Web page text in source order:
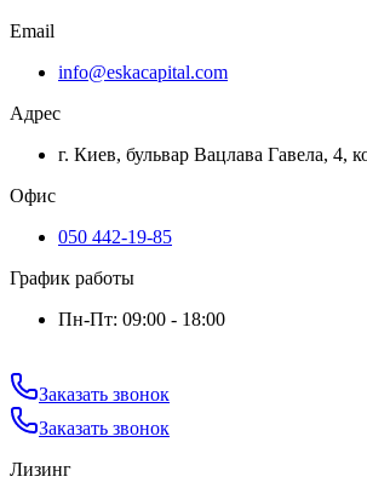
Email
info@eskacapital.com
Адрес
г. Киев, бульвар Вацлава Гавела, 4,
Офис
050 442-19-85
График работы
Пн-Пт: 09:00 - 18:00
Заказать звонок
Заказать звонок
Лизинг